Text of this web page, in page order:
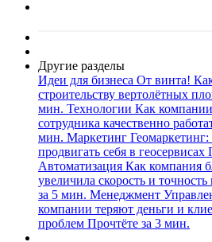
Другие разделы
Идеи для бизнеса От винта!
строительству вертолётных
мин. Технологии Как
сотрудника качественно
мин. Маркетинг
продвигать себя в геосервисах
Автоматизация Как компания
увеличила скорость и точность
за 5 мин. Менеджмент
компании теряют деньги и
проблем Прочтёте за 3 мин.